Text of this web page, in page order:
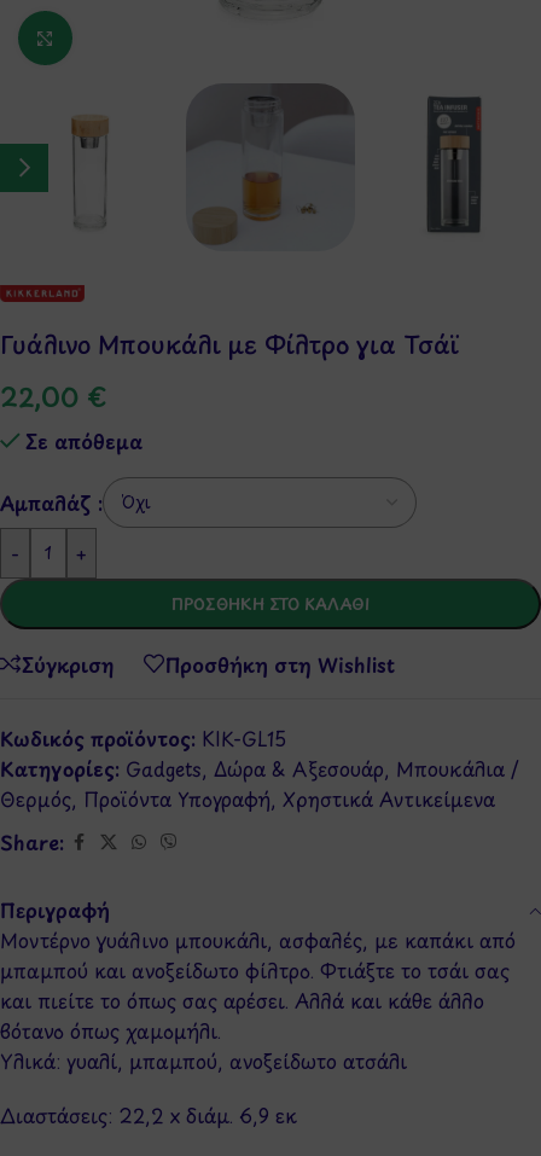
Κάντε κλικ για μεγέθυνση
Γυάλινο Μπουκάλι με Φίλτρο για Τσάϊ
22,00 €
Σε απόθεμα
Αμπαλάζ :
-
+
ΠΡΟΣΘΉΚΗ ΣΤΟ ΚΑΛΆΘΙ
Σύγκριση Προσθήκη στη Wishlist
Κωδικός προϊόντος: KIK-GL15
Κατηγορίες: Gadgets, Δώρα & Αξεσουάρ, Μπουκάλια /
Θερμός, Προϊόντα Υπογραφή, Χρηστικά Αντικείμενα
Share:
Περιγραφή
Μοντέρνο γυάλινο μπουκάλι, ασφαλές, με καπάκι από
μπαμπού και ανοξείδωτο φίλτρο. Φτιάξτε το τσάι σας
και πιείτε το όπως σας αρέσει. Αλλά και κάθε άλλο
βότανο όπως χαμομήλι.
Υλικά: γυαλί, μπαμπού, ανοξείδωτο ατσάλι
Διαστάσεις: 22,2 x διάμ. 6,9 εκ